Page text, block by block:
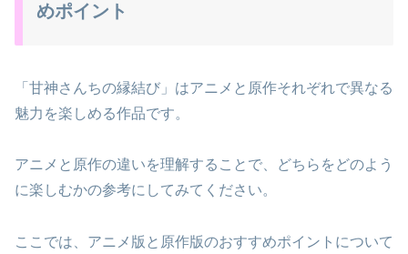
めポイント
「甘神さんちの縁結び」はアニメと原作それぞれで異なる
魅力を楽しめる作品です。
アニメと原作の違いを理解することで、どちらをどのよう
に楽しむかの参考にしてみてください。
ここでは、アニメ版と原作版のおすすめポイントについて